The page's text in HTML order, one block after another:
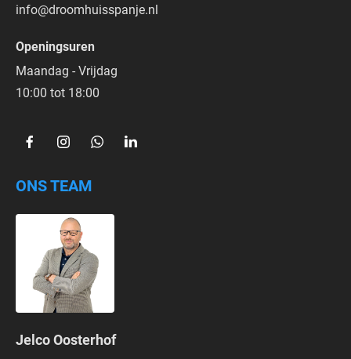
info@droomhuisspanje.nl
Openingsuren
Maandag - Vrijdag
10:00 tot 18:00
ONS TEAM
Jelco Oosterhof